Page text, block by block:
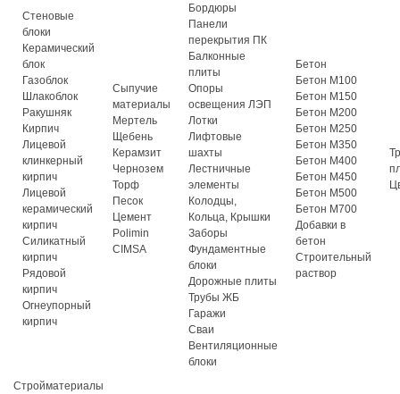
Стеновые
блоки
Керамический
блок
Газоблок
Шлакоблок
Ракушняк
Кирпич
Лицевой
клинкерный
кирпич
Лицевой
керамический
кирпич
Силикатный
кирпич
Рядовой
кирпич
Огнеупорный
кирпич
Сыпучие
материалы
Мертель
Щебень
Керамзит
Чернозем
Торф
Песок
Цемент
Polimin
CIMSA
Бордюры
Панели
перекрытия ПК
Балконные
плиты
Опоры
освещения ЛЭП
Лотки
Лифтовые
шахты
Лестничные
элементы
Колодцы,
Кольца, Крышки
Заборы
Фундаментные
блоки
Дорожные плиты
Трубы ЖБ
Гаражи
Сваи
Вентиляционные
блоки
Бетон
Бетон М100
Бетон М150
Бетон М200
Бетон М250
Бетон М350
Бетон М400
Бетон М450
Бетон М500
Бетон М700
Добавки в
бетон
Строительный
раствор
Стройматериалы